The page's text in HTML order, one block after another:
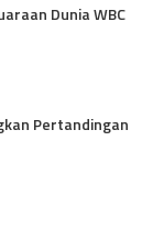
Dunia WBC
Pertandingan